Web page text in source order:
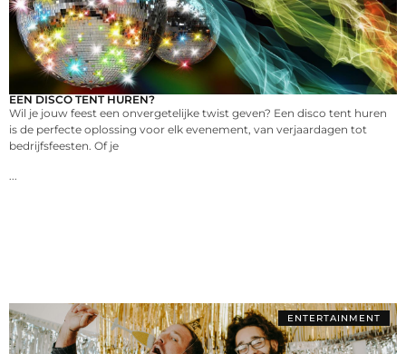
EEN DISCO TENT HUREN?
Wil je jouw feest een onvergetelijke twist geven? Een disco tent huren
is de perfecte oplossing voor elk evenement, van verjaardagen tot
bedrijfsfeesten. Of je
ENTERTAINMENT